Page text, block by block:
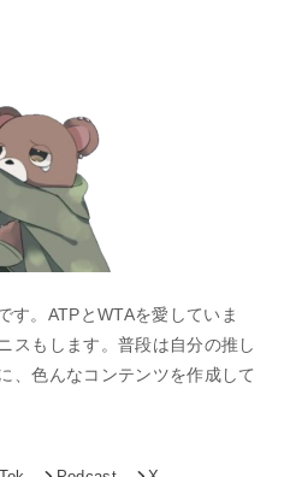
す。ATPとWTAを愛していま
スもします。普段は自分の推し
、色んなコンテンツを作成して